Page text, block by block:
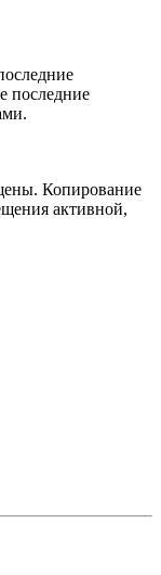
последние
Копирование
активной,